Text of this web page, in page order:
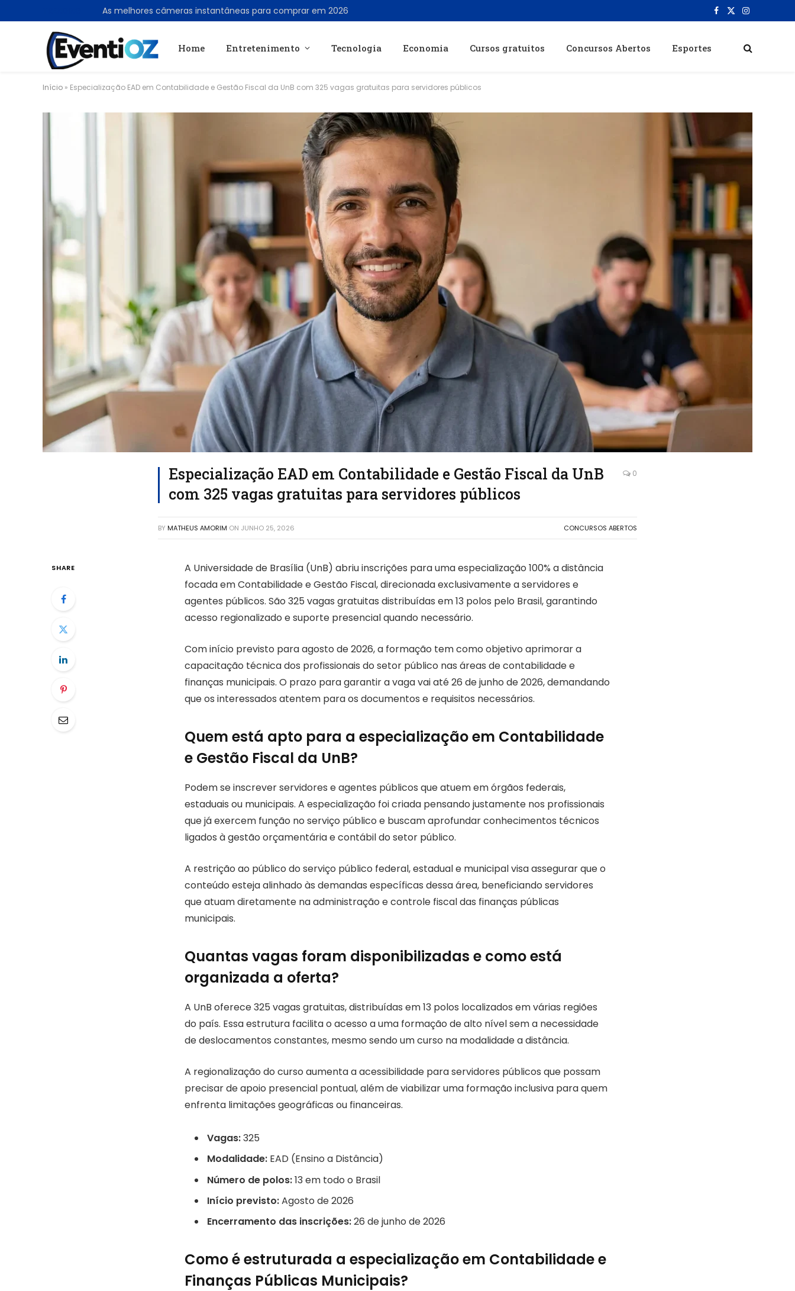
As melhores câmeras instantâneas para comprar em 2026 Facebook
X
Instagram
Home Entretenimento Tecnologia Economia Cursos gratuitos Concursos Abertos Esportes
Início » Especialização EAD em Contabilidade e Gestão Fiscal da UnB com 325 vagas gratuitas para servidores públicos
Especialização EAD em Contabilidade e Gestão Fiscal da UnB
com 325 vagas gratuitas para servidores públicos
0
BY MATHEUS AMORIM ON JUNHO 25, 2026 CONCURSOS ABERTOS
SHARE
A Universidade de Brasília (UnB) abriu inscrições para uma especialização 100% a distância
focada em Contabilidade e Gestão Fiscal, direcionada exclusivamente a servidores e
agentes públicos. São 325 vagas gratuitas distribuídas em 13 polos pelo Brasil, garantindo
acesso regionalizado e suporte presencial quando necessário.
Com início previsto para agosto de 2026, a formação tem como objetivo aprimorar a
capacitação técnica dos profissionais do setor público nas áreas de contabilidade e
finanças municipais. O prazo para garantir a vaga vai até 26 de junho de 2026, demandando
que os interessados atentem para os documentos e requisitos necessários.
Quem está apto para a especialização em Contabilidade
e Gestão Fiscal da UnB?
Podem se inscrever servidores e agentes públicos que atuem em órgãos federais,
estaduais ou municipais. A especialização foi criada pensando justamente nos profissionais
que já exercem função no serviço público e buscam aprofundar conhecimentos técnicos
ligados à gestão orçamentária e contábil do setor público.
A restrição ao público do serviço público federal, estadual e municipal visa assegurar que o
conteúdo esteja alinhado às demandas específicas dessa área, beneficiando servidores
que atuam diretamente na administração e controle fiscal das finanças públicas
municipais.
Quantas vagas foram disponibilizadas e como está
organizada a oferta?
A UnB oferece 325 vagas gratuitas, distribuídas em 13 polos localizados em várias regiões
do país. Essa estrutura facilita o acesso a uma formação de alto nível sem a necessidade
de deslocamentos constantes, mesmo sendo um curso na modalidade a distância.
A regionalização do curso aumenta a acessibilidade para servidores públicos que possam
precisar de apoio presencial pontual, além de viabilizar uma formação inclusiva para quem
enfrenta limitações geográficas ou financeiras.
Vagas:325
Modalidade: EAD (Ensino a Distância)
Número de polos:13 em todo o Brasil
Início previsto:Agosto de 2026
Encerramento das inscrições:26 de junho de 2026
Como é estruturada a especialização em Contabilidade e
Finanças Públicas Municipais?